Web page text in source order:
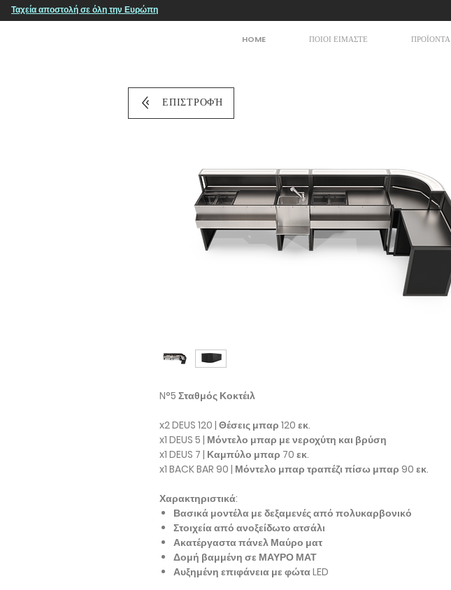
Ταχεία αποστολή σε όλη την Ευρώπη
HOME ΠΟΙΟΙ ΕΙΜΑΣΤΕ ΠΡΟΪΟΝΤΑ
ΕΠΙΣΤΡΟΦΉ
N°5 Σταθμός Κοκτέιλ
x2 DEUS 120 | Θέσεις μπαρ 120 εκ.
x1 DEUS 5 | Μόντελο μπαρ με νεροχύτη και βρύση
x1 DEUS 7 | Καμπύλο μπαρ 70 εκ.
x1 BACK BAR 90 | Μόντελο μπαρ τραπέζι πίσω μπαρ 90 εκ.
Χαρακτηριστικά:
Βασικά μοντέλα με δεξαμενές από πολυκαρβονικό
Στοιχεία από ανοξείδωτο ατσάλι
Ακατέργαστα πάνελ Μαύρο ματ
Δομή βαμμένη σε ΜΑΥΡΟ ΜΑΤ
Αυξημένη επιφάνεια με φώτα LED